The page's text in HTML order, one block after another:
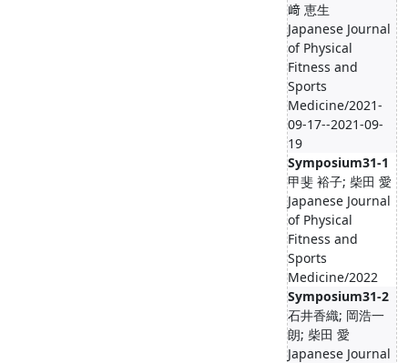
﨑 恵生
Japanese Journal
of Physical
Fitness and
Sports
Medicine/2021-
09-17--2021-09-
19
Symposium31-1
甲斐 裕子; 柴田 愛
Japanese Journal
of Physical
Fitness and
Sports
Medicine/2022
Symposium31-2
石井香織; 岡浩一
朗; 柴田 愛
Japanese Journal